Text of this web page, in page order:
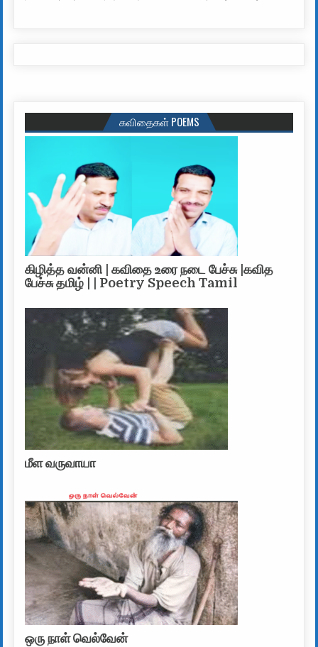
கவிதைகள் POEMS
கிழித்த வன்னி | கவிதை உரை நடை பேச்சு |கவித
பேச்சு தமிழ் | | Poetry Speech Tamil
மீள வருவாயா
ஒரு நாள் வெல்வேன்